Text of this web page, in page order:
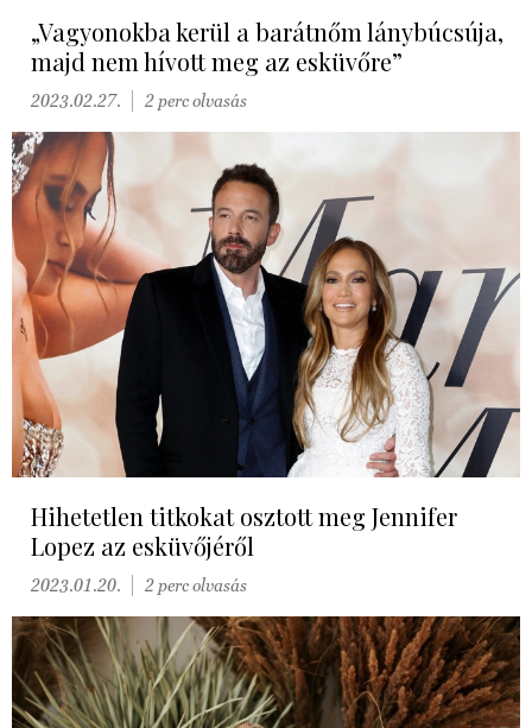
„Vagyonokba kerül a barátnőm lánybúcsúja,
majd nem hívott meg az esküvőre”
2023.02.27. 2 perc olvasás
Hihetetlen titkokat osztott meg Jennifer
Lopez az esküvőjéről
2023.01.20. 2 perc olvasás